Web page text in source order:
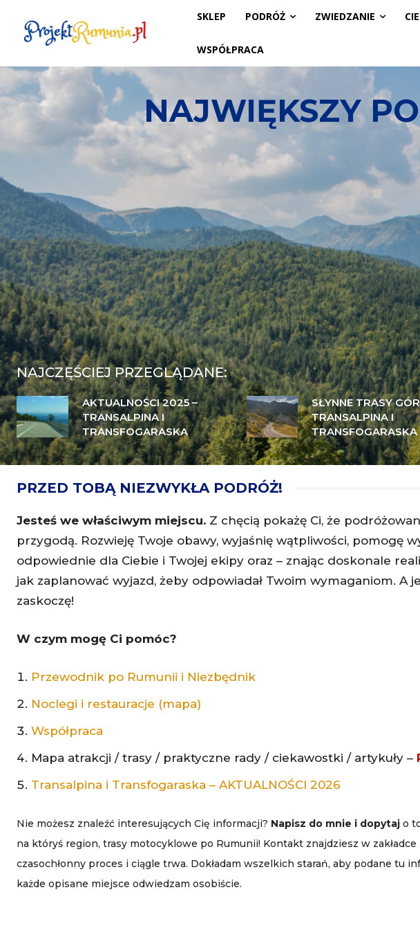
SKLEP PODRÓŻ ZWIEDZANIE
WSPÓŁPRACA
NAJWIĘKSZY
NAJCZĘŚCIEJ PRZEGLĄDANE:
AKTUALNOŚCI 2025 –
TRANSALPINA I
TRANSFOGARASKA
SŁYNNE TRASY
TRANSALPINA I
TRANSFOGARASKA
PRZED TOBĄ NIEZWYKŁA PODRÓŻ!
Jesteś we właściwym miejscu. Z chęcią pokażę Ci, że
przygodą. Rozwieję Twoje obawy, wyjaśnię wątpliwości, pomogę
odpowiednie dla Ciebie i Twojej ekipy oraz – znając doskonale
jak zaplanować wyjazd, żeby odpowiadał Twoim wymaganiom. A
zaskoczę!
W czym mogę Ci pomóc?
Przewodnik po Rumunii i Niezbędnik
Noclegi i restauracje (mapa)
Współpraca
Mapa atrakcji / trasy / praktyczne rady / ciekawostki / artykuły –
Transalpina i Transfogaraska – AKTUALNOŚCI 2026
Nie możesz znaleźć interesujących Cię informacji? Napisz do mnie i dopytaj o
na któryś region, trasy motocyklowe po Rumunii! Kontakt znajdziesz w zakładce
czasochłonny proces i ciągle trwa. Dokładam wszelkich starań, aby podane tu
każde opisane miejsce odwiedzam osobiście.